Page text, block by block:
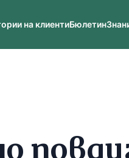
на клиентиБюлетин